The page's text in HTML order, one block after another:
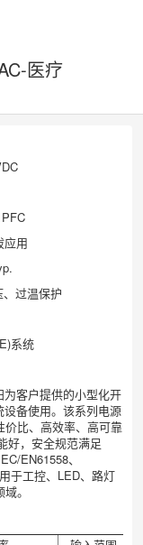
医疗
应用
过温保护
系统
客户提供的小型化开
备使用。该系列电源
比、高效率、高可靠
好，安全规范满足
EN61558、
于工控、LED、路灯
。